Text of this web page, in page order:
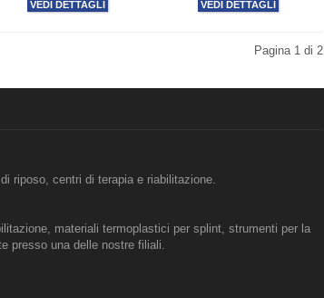
VEDI DETTAGLI VEDI DETTAGLI
Pagina 1 di 2
riposo, centri di terapia e riabilitazione.
materiali termoplastici per splint, strumenti per la
presso una delle nostre filiali.